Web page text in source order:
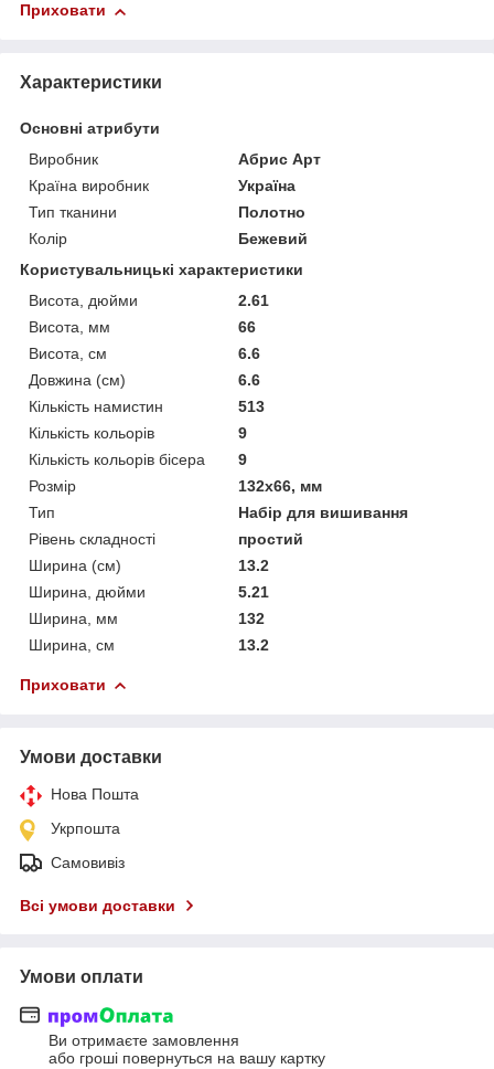
Приховати
Характеристики
Основні атрибути
Виробник
Абрис Арт
Країна виробник
Україна
Тип тканини
Полотно
Колір
Бежевий
Користувальницькі характеристики
Висота, дюйми
2.61
Висота, мм
66
Висота, см
6.6
Довжина (см)
6.6
Кількість намистин
513
Кількість кольорів
9
Кількість кольорів бісера
9
Розмір
132x66, мм
Тип
Набір для вишивання
Рівень складності
простий
Ширина (см)
13.2
Ширина, дюйми
5.21
Ширина, мм
132
Ширина, см
13.2
Приховати
Умови доставки
Нова Пошта
Укрпошта
Самовивіз
Всі умови доставки
Умови оплати
Ви отримаєте замовлення
або гроші повернуться на вашу картку